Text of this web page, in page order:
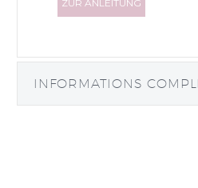
ZUR ANLEITUNG
INFORMATIONS